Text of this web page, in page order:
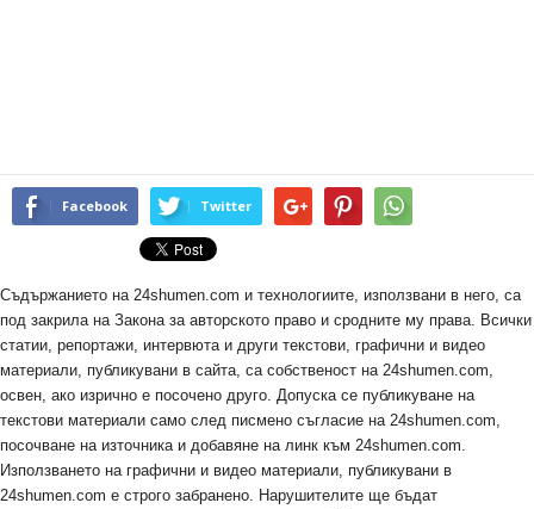
Facebook Twitter
Съдържанието на 24shumen.com и технологиите, използвани в него, са
под закрила на Закона за авторското право и сродните му права. Всички
статии, репортажи, интервюта и други текстови, графични и видео
материали, публикувани в сайта, са собственост на 24shumen.com,
освен, ако изрично е посочено друго. Допуска се публикуване на
текстови материали само след писмено съгласие на 24shumen.com,
посочване на източника и добавяне на линк към 24shumen.com.
Използването на графични и видео материали, публикувани в
24shumen.com е строго забранено. Нарушителите ще бъдат